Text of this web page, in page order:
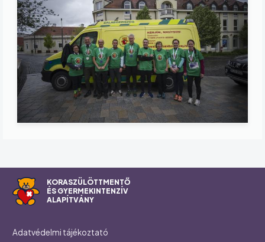
KORASZÜLÖTTMENTŐ
ÉS GYERMEKINTENZÍV
ALAPÍTVÁNY
Footer
Adatvédelmi tájékoztató